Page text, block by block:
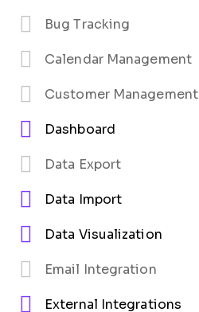
Bug Tracking
Calendar Management
Customer Management
Dashboard
Data Export
Data Import
Data Visualization
Email Integration
External Integrations